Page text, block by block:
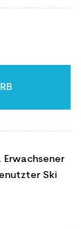
, Erwachsener
Ski